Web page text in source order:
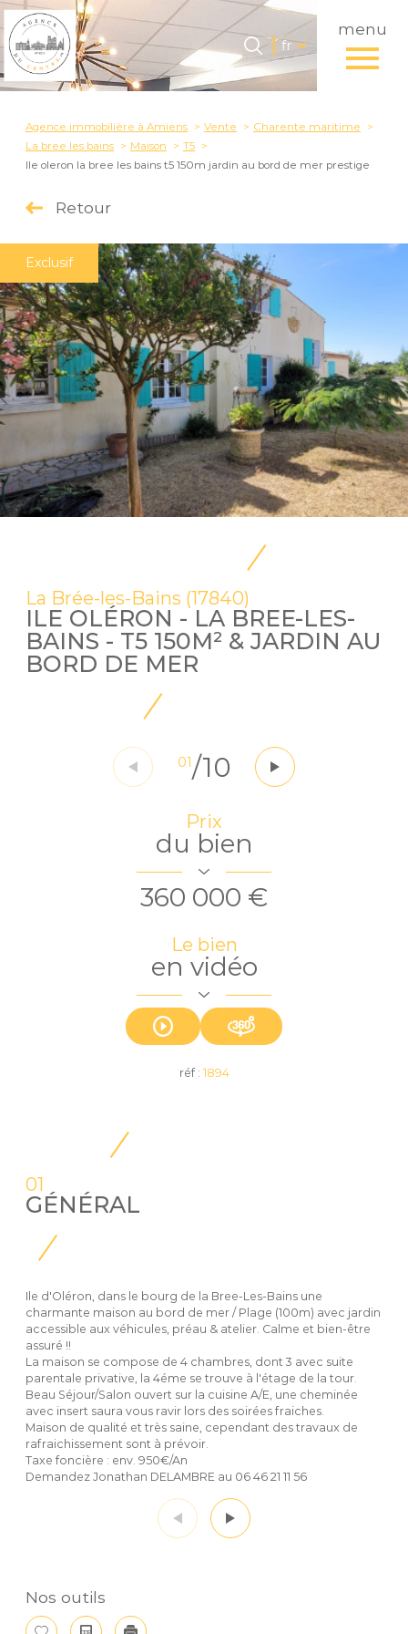
menu
Langue
fr
Accueil
Langue
fr
Agence immobilière à Amiens Vente
Charente maritime
La bree les bains
Maison
T5
Ile oleron la bree les bains t5 150m jardin au bord de mer prestige
Retour
Exclusif
La Brée-les-Bains (17840)
ILE OLÉRON - LA BREE-LES-
BAINS - T5 150M² & JARDIN AU
BORD DE MER
01/10
Prix
du bien
360 000 €
Le bien
en vidéo
réf : 1894
01
GÉNÉRAL
Ile d'Oléron, dans le bourg de la Bree-Les-Bains une
charmante maison au bord de mer / Plage (100m) avec jardin
accessible aux véhicules, préau & atelier. Calme et bien-être
assuré !!
La maison se compose de 4 chambres, dont 3 avec suite
parentale privative, la 4éme se trouve à l'étage de la tour.
Beau Séjour/Salon ouvert sur la cuisine A/E, une cheminée
avec insert saura vous ravir lors des soirées fraiches.
Maison de qualité et très saine, cependant des travaux de
rafraichissement sont à prévoir.
Taxe foncière : env. 950€/An
Demandez Jonathan DELAMBRE au 06 46 21 11 56
Nos outils